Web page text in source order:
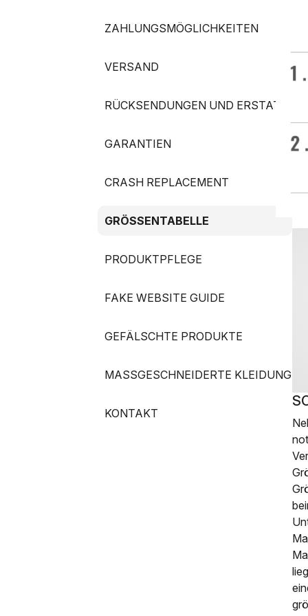
ZAHLUNGSMÖGLICHKEITEN
VERSAND
RÜCKSENDUNGEN UND
GARANTIEN
CRASH REPLACEMENT
GRÖSSENTABELLE
PRODUKTPFLEGE
FAKE WEBSITE GUIDE
GEFÄLSCHTE PRODUKTE
MASSGESCHNEIDERTE KLEIDUNG
KONTAKT